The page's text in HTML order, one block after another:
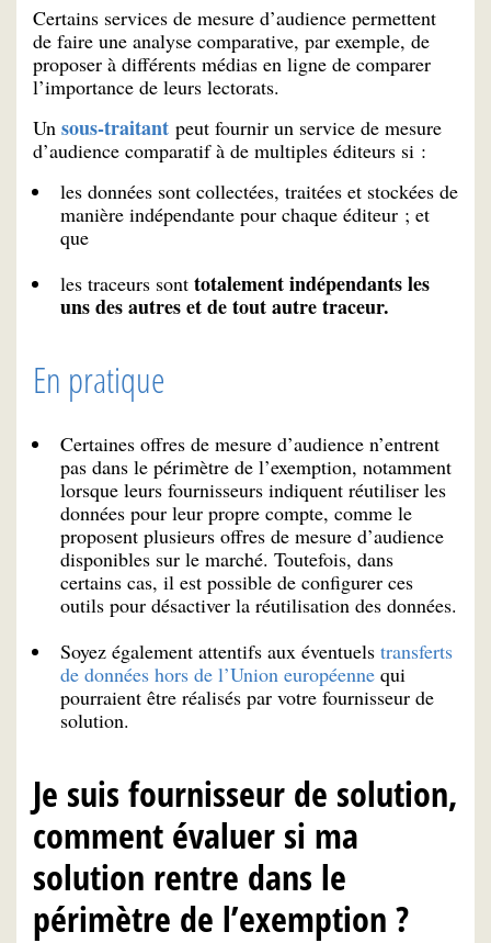
Certains services de mesure d’audience permettent
de faire une analyse comparative, par exemple, de
proposer à différents médias en ligne de comparer
l’importance de leurs lectorats.
Un sous-traitant peut fournir un service de mesure
d’audience comparatif à de multiples éditeurs si :
les données sont collectées, traitées et stockées de
manière indépendante pour chaque éditeur ; et
que
les traceurs sont totalement indépendants les
uns des autres et de tout autre traceur.
En pratique
Certaines offres de mesure d’audience n’entrent
pas dans le périmètre de l’exemption, notamment
lorsque leurs fournisseurs indiquent réutiliser les
données pour leur propre compte, comme le
proposent plusieurs offres de mesure d’audience
disponibles sur le marché. Toutefois, dans
certains cas, il est possible de configurer ces
outils pour désactiver la réutilisation des données.
Soyez également attentifs aux éventuels transferts
de données hors de l’Union européenne qui
pourraient être réalisés par votre fournisseur de
solution.
Je suis fournisseur de solution,
comment évaluer si ma
solution rentre dans le
périmètre de l’exemption ?